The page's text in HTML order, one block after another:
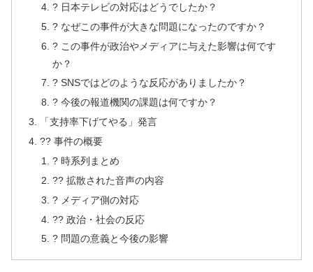
? 日本テレビの対応はどうでしたか？
? なぜこの事件が大きな問題になったのですか？
? この事件が政治やメディアに与えた影響は何です
か？
? SNSではどのような反応がありましたか？
? 今後の報道機関の課題は何ですか？
「支持率下げてやる」発言
?? 事件の概要
? 時系列まとめ
?? 拡散された音声の内容
? メディア側の対応
?? 政治・社会の反応
? 問題の意義と今後の影響